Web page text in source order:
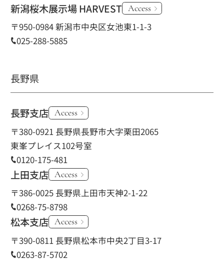
新潟桜木展示場 HARVEST Access
〒950-0984 新潟市中央区女池東1-1-3
025-288-5885
長野県
長野支店 Access
〒380-0921 長野県長野市大字栗田2065
東峯プレイス102号室
0120-175-481
上田支店 Access
〒386-0025 長野県上田市天神2-1-22
0268-75-8798
松本支店 Access
〒390-0811 長野県松本市中央2丁目3-17
0263-87-5702